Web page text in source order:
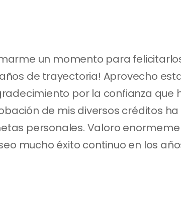
un momento para
de trayectoria! Aprovecho
por la confianza que
de mis diversos créditos ha
personales. Valoro
mucho éxito continuo en los